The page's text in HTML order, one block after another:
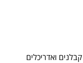
ואדריכלים